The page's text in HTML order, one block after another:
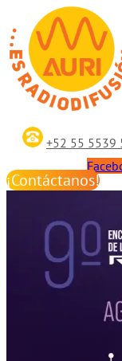
+52 55 5539
¡Contáctanos!